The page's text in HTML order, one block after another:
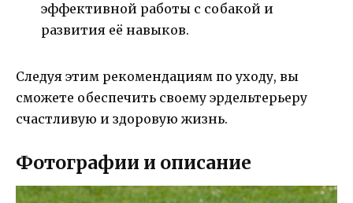
эффективной работы с собакой и
развития её навыков.
Следуя этим рекомендациям по уходу, вы
сможете обеспечить своему эрдельтерьеру
счастливую и здоровую жизнь.
Фотографии и описание